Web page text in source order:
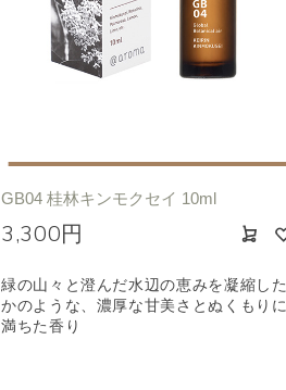
GB04 桂林キンモクセイ 10ml
3,300円
緑の山々と澄んだ水辺の恵みを凝縮した
かのような、濃厚な甘美さとぬくもりに
満ちた香り